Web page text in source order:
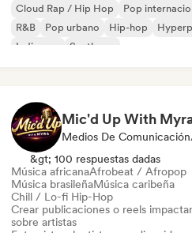
Cloud Rap / Hip Hop
Pop
R&B
Pop urbano Hip-hop
Indie pop
Synthpop
Mic'd Up With
&gt; 100 respuestas dadas
Música africanaAfrobeat / Afropop
Música brasileñaMúsica caribeña
Chill / Lo-fi Hip-Hop
Crear publicaciones o reels
sobre artistas